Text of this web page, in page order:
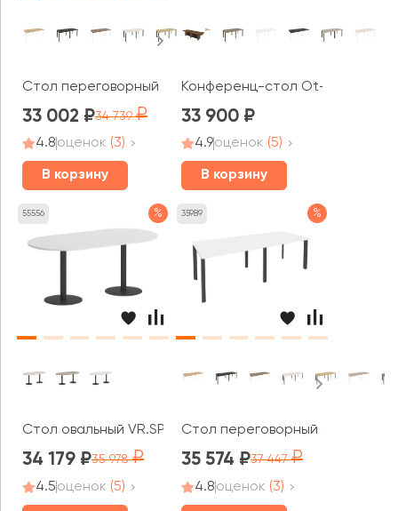
Стол переговорный (2 столешницы) на П-образном м/
33 002 34 739
4.8оценок (3)
В корзину
Конференц-стол Ot-13 On.Top
33 900
4.9оценок (5)
В корзину
55556 %
Стол овальный VR.SP-5-180.1 Хоум Офис / Home Office
34 179 35 978
4.5оценок (5)
35989 %
Стол переговорный (2
35 574 37 447
4.8оценок (3)